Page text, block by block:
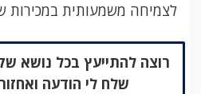
לצמיחה משמעותית
רוצה להתייעץ בכל נושא
שלח לי הודעה